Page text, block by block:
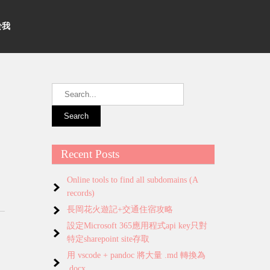
我
Recent Posts
Online tools to find all subdomains (A
records)
長岡花火遊記+交通住宿攻略
設定Microsoft 365應用程式api key只對
特定sharepoint site存取
用 vscode + pandoc 將大量 .md 轉換為